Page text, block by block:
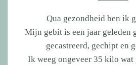
Qua gezondheid ben ik
Mijn gebit is een jaar geleden
gecastreerd, gechipt en
Ik weeg ongeveer 35 kilo